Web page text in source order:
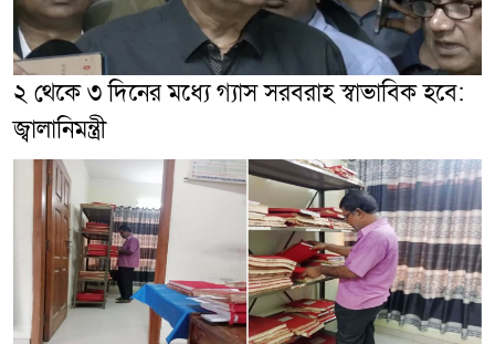
২ থেকে ৩ দিনের মধ্যে গ্যাস সরবরাহ স্বাভাবিক হবে:
জ্বালানিমন্ত্রী